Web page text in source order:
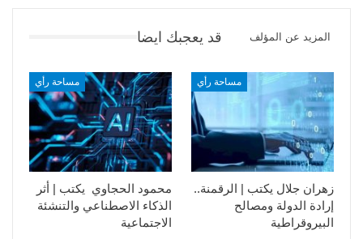
قد يعجبك ايضا المزيد عن المؤلف
مساحة رأي
محمود الحجاوي يكتب | أثر
الذكاء الاصطناعي والتنشئة
الاجتماعية
مساحة رأي
زهران جلال يكتب | الرقمنة..
إرادة الدولة ومصالح
البيروقراطية